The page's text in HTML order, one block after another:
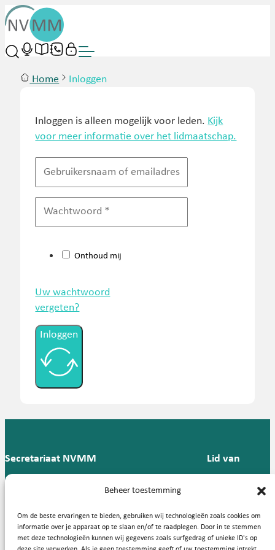
Beheer toestemming
Om de beste ervaringen te bieden, gebruiken wij technologieën zoals cookies om
informatie over je apparaat op te slaan en/of te raadplegen. Door in te stemmen
met deze technologieën kunnen wij gegevens zoals surfgedrag of unieke ID's op
Home Inloggen
Inloggen is alleen mogelijk voor leden. Kijk
voor meer informatie over het lidmaatschap.
Onthoud mij
Uw wachtwoord
vergeten?
Inloggen
Secretariaat NVMM
Groningen
T: 088 -
57
Lid van